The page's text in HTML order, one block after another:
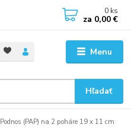
Menu
Hľadať
0 ks
za 0,00 €
Podnos (PAP) na 2 poháre 19 x 11 cm